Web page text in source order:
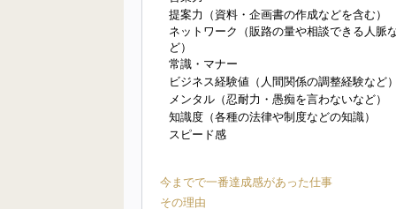
提案力（資料・企画書の作成などを含む）
ネットワーク（販路の量や相談できる人脈
ど）
常識・マナー
ビジネス経験値（人間関係の調整経験など
メンタル（忍耐力・愚痴を言わないなど）
知識度（各種の法律や制度などの知識）
スピード感
今までで一番達成感があった仕事
その理由